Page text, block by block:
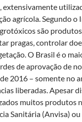
extensivamente
agrícola. Segundo
são
pragas, controlar
O Brasil é o
de aprovação de
2016 – somente no
liberadas. Apesar
muitos produtos
Sanitária (Anvisa)